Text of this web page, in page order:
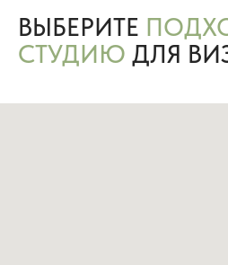
ВЫБЕРИТЕ
СТУДИЮ ДЛЯ